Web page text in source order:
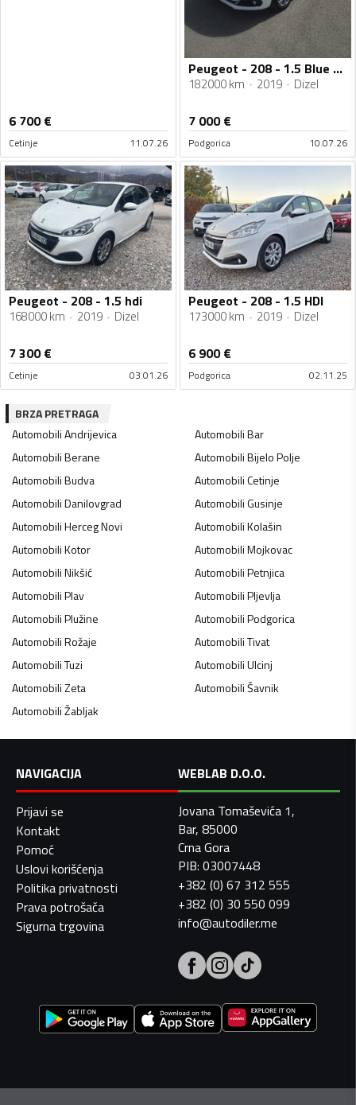
6 700€
Cetinje 11.07.26
Peugeot - 208 - 1.5 Blue HDI
182000 km 2019 Dizel
7 000€
Podgorica 10.07.26
Peugeot - 208 - 1.5 hdi
168000 km 2019 Dizel
7 300€
Cetinje 03.01.26
Peugeot - 208 - 1.5 HDI
173000 km 2019 Dizel
6 900€
Podgorica 02.11.25
BRZA PRETRAGA
AutomobiliAndrijevica AutomobiliBar
AutomobiliBerane AutomobiliBijelo Polje
AutomobiliBudva AutomobiliCetinje
AutomobiliDanilovgrad AutomobiliGusinje
AutomobiliHerceg Novi AutomobiliKolašin
AutomobiliKotor AutomobiliMojkovac
AutomobiliNikšić AutomobiliPetnjica
AutomobiliPlav AutomobiliPljevlja
AutomobiliPlužine AutomobiliPodgorica
AutomobiliRožaje AutomobiliTivat
AutomobiliTuzi AutomobiliUlcinj
AutomobiliZeta AutomobiliŠavnik
AutomobiliŽabljak
NAVIGACIJA
Prijavi se
Kontakt
Pomoć
Uslovi korišćenja
Politika privatnosti
Prava potrošača
Sigurna trgovina
WEBLAB D.O.O.
Jovana Tomaševića 1,
Bar, 85000
Crna Gora
PIB: 03007448
+382 (0) 67 312 555
+382 (0) 30 550 099
info@autodiler.me